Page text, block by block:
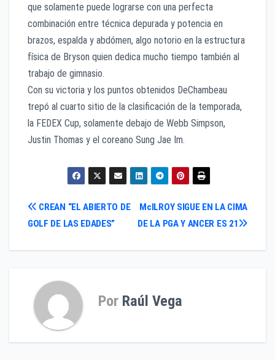
que solamente puede lograrse con una perfecta
combinación entre técnica depurada y potencia en
brazos, espalda y abdómen, algo notorio en la estructura
física de Bryson quien dedica mucho tiempo también al
trabajo de gimnasio.
Con su victoria y los puntos obtenidos DeChambeau
trepó al cuarto sitio de la clasificación de la temporada,
la FEDEX Cup, solamente debajo de Webb Simpson,
Justin Thomas y el coreano Sung Jae Im.
Navegación
McILROY SIGUE EN LA CIMA
DE LA PGA Y ANCER ES 21
CREAN “EL ABIERTO DE
GOLF DE LAS EDADES”
Por Raúl Vega